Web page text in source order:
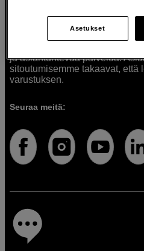
musiikin ja taiteen harrastajia.
muuttuvat todellisuudeksi.
ja asiantuntevaa palvelua.
sitoutumisemme takaavat,
varustuksen.
Seuraa meitä:
Asetukset